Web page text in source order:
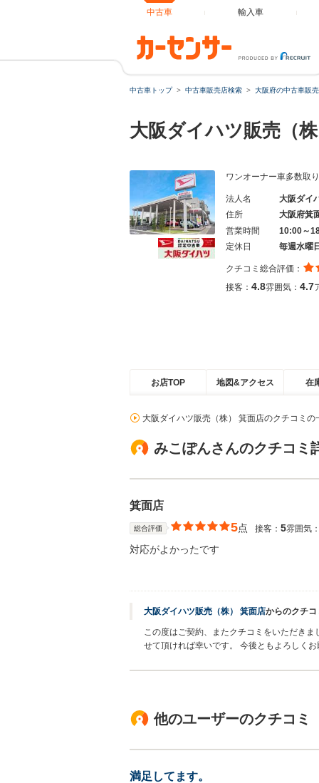
中古車 輸入車
中古車トップ 中古車販売店検索 大阪府の中古車販
大阪ダイハツ販売（
ワンオーナー車多数取
法人名
大阪ダイ
住所
大阪府箕
営業時間
10:00～
定休日
毎週水曜
クチコミ総合評価：
接客： 4.8雰囲気： 4.7
お店TOP 地図&アクセス 在
大阪ダイハツ販売（株） 箕面店のクチコミの
みこぽんさんのクチコミ
箕面店
総合評価 5点 接客： 5雰囲気
対応がよかったです
大阪ダイハツ販売（株） 箕面店からのクチコ
この度はご契約、またクチコミをいただき
せて頂ければ幸いです。 今後ともよろしく
他のユーザーのクチコミ
満足してます。